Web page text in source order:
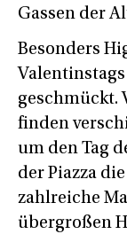
Gassen der
Besonders
geschmückt.
finden
um den Tag
der Piazza
zahlreiche
übergroßen